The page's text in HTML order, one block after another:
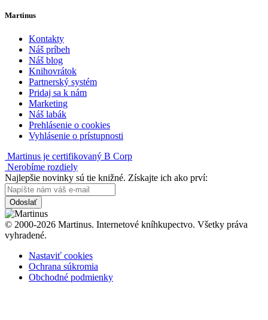
Martinus
Kontakty
Náš príbeh
Náš blog
Knihovrátok
Partnerský systém
Pridaj sa k nám
Marketing
Náš labák
Prehlásenie o cookies
Vyhlásenie o prístupnosti
Martinus je certifikovaný B Corp
Nerobíme rozdiely
Najlepšie novinky sú tie knižné. Získajte ich ako prví:
Odoslať
© 2000-2026 Martinus. Internetové kníhkupectvo. Všetky práva
vyhradené.
Nastaviť cookies
Ochrana súkromia
Obchodné podmienky